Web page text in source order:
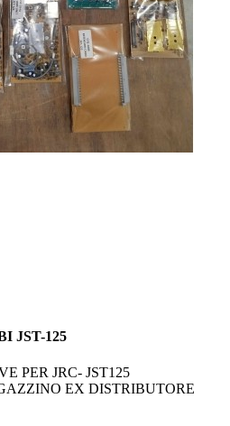
JST-125
PER JRC- JST125
EX DISTRIBUTORE